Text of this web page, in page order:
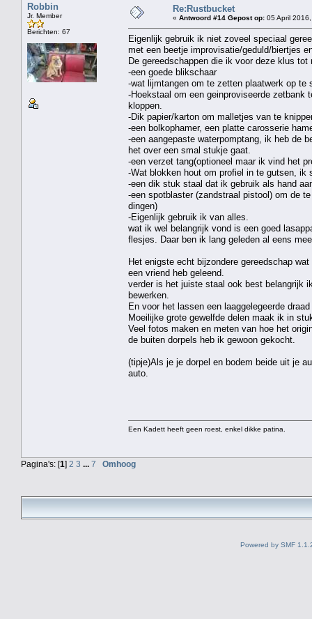
Robbin
Jr. Member
Berichten: 67
Re:Rustbucket
« Antwoord #14 Gepost op: 05 April
Eigenlijk gebruik ik niet zoveel speciaal
met een beetje improvisatie/geduld/biertjes
De gereedschappen die ik voor deze klus
-een goede blikschaar
-wat lijmtangen om te zetten plaatwerk op te
-Hoekstaal om een geinproviseerde zetbank
kloppen.
-Dik papier/karton om malletjes van te
-een bolkophamer, een platte carosserie
-een aangepaste waterpomptang, ik heb de
het over een smal stukje gaat.
-een verzet tang(optioneel maar ik vind het
-Wat blokken hout om profiel in te gutsen, ik
-een dik stuk staal dat ik gebruik als hand
-een spotblaster (zandstraal pistool) om de
dingen)
-Eigenlijk gebruik ik van alles.
wat ik wel belangrijk vond is een goed
flesjes. Daar ben ik lang geleden al eens
Het enigste echt bijzondere gereedschap
een vriend heb geleend.
verder is het juiste staal ook best belangrijk
bewerken.
En voor het lassen een laaggelegeerde
Moeilijke grote gewelfde delen maak ik in
Veel fotos maken en meten van hoe het
de buiten dorpels heb ik gewoon gekocht.
(tipje)Als je je dorpel en bodem beide uit je
auto.
Een Kadett heeft geen roest, enkel dikke patina.
Pagina's: [1] 2 3 ... 7 Omhoog
Powered by SMF